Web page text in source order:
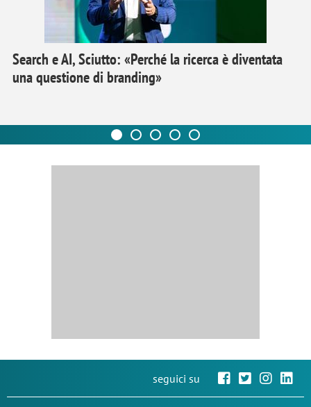
Search e AI, Sciutto: «Perché la ricerca è diventata
una questione di branding»
seguici su